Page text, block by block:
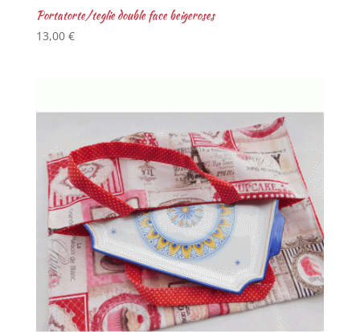
Portatorte/teglie double face beigeroses
13,00 €